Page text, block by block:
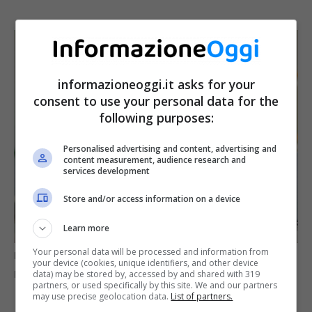
NASpI e accesso alla pensione, con la legge Fornero –
Informazioneoggi.it
informazioneoggi.it asks for your
consent to use your personal data for the
following purposes:
Personalised advertising and content, advertising and
content measurement, audience research and
services development
Store and/or access information on a device
Learn more
Your personal data will be processed and information from
your device (cookies, unique identifiers, and other device
data) may be stored by, accessed by and shared with 319
partners, or used specifically by this site. We and our partners
may use precise geolocation data. List of partners.